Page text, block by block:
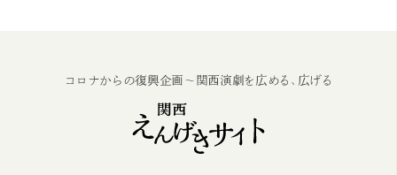
コロナからの復興企画～関西演劇を広める、広げる